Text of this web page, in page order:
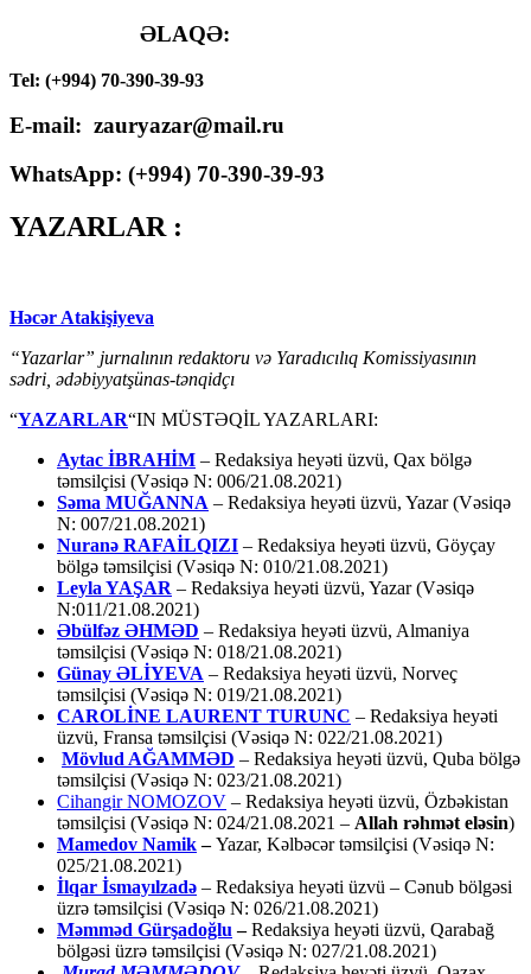
ƏLAQƏ:
Tel: (+994) 70-390-39-93
E-mail: zauryazar@mail.ru
WhatsApp: (+994) 70-390-39-93
YAZARLAR :
Həcər Atakişiyeva
“Yazarlar” jurnalının redaktoru və Yaradıcılıq Komissiyasının
sədri, ədəbiyyatşünas-tənqidçı
“YAZARLAR“IN MÜSTƏQİL YAZARLARI:
Aytac İBRAHİM – Redaksiya heyəti üzvü, Qax bölgə
təmsilçisi (Vəsiqə N: 006/21.08.2021)
Səma MUĞANNA – Redaksiya heyəti üzvü, Yazar (Vəsiqə
N: 007/21.08.2021)
Nuranə RAFAİLQIZI – Redaksiya heyəti üzvü, Göyçay
bölgə təmsilçisi (Vəsiqə N: 010/21.08.2021)
Leyla YAŞAR – Redaksiya heyəti üzvü, Yazar (Vəsiqə
N:011/21.08.2021)
Əbülfəz ƏHMƏD – Redaksiya heyəti üzvü, Almaniya
təmsilçisi (Vəsiqə N: 018/21.08.2021)
Günay ƏLİYEVA – Redaksiya heyəti üzvü, Norveç
təmsilçisi (Vəsiqə N: 019/21.08.2021)
CAROLİNE LAURENT TURUNC – Redaksiya heyəti
üzvü, Fransa təmsilçisi (Vəsiqə N: 022/21.08.2021)
Mövlud AĞAMMƏD – Redaksiya heyəti üzvü, Quba bölgə
təmsilçisi (Vəsiqə N: 023/21.08.2021)
Cihangir NOMOZOV – Redaksiya heyəti üzvü, Özbəkistan
təmsilçisi (Vəsiqə N: 024/21.08.2021 – Allah rəhmət eləsin)
Mamedov Namik–Yazar, Kəlbəcər təmsilçisi (Vəsiqə N:
025/21.08.2021)
İlqar İsmayılzadə – Redaksiya heyəti üzvü – Cənub bölgəsi
üzrə təmsilçisi (Vəsiqə N: 026/21.08.2021)
Məmməd Gürşadoğlu –Redaksiya heyəti üzvü, Qarabağ
bölgəsi üzrə təmsilçisi (Vəsiqə N: 027/21.08.2021)